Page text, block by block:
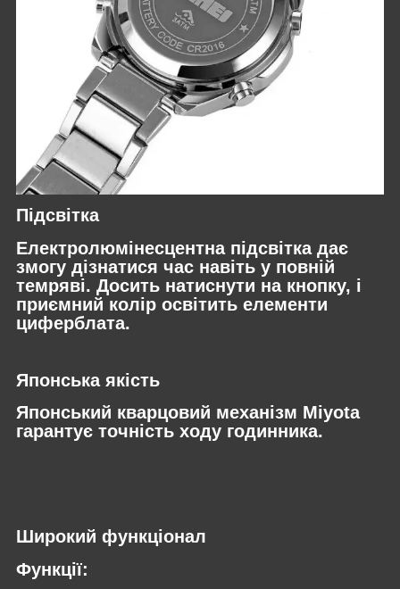
Підсвітка
Електролюмінесцентна підсвітка дає
змогу дізнатися час навіть у повній
темряві. Досить натиснути на кнопку, і
приємний колір освітить елементи
циферблата.
Японська якість
Японський кварцовий механізм Miyota
гарантує точність ходу годинника.
Широкий функціонал
Функції: